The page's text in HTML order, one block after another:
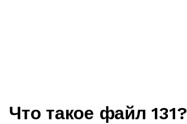
Что такое файл 131?